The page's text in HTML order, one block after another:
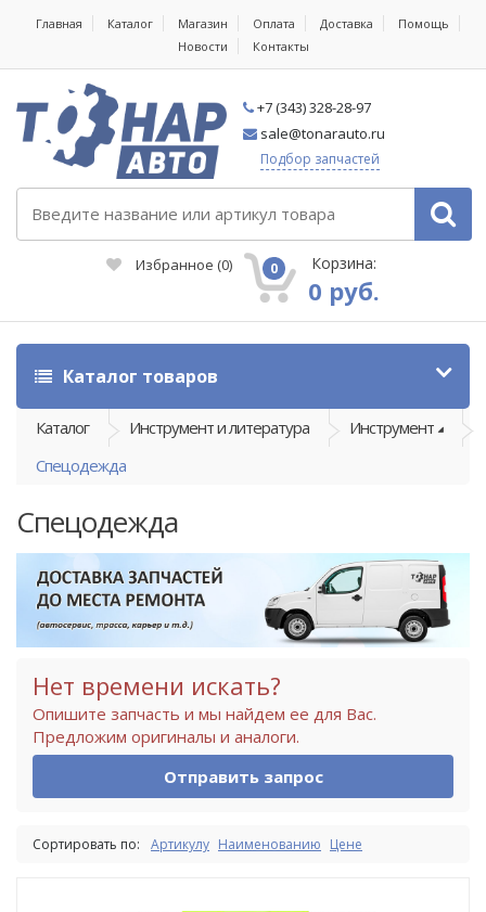
Главная Каталог Магазин Оплата Доставка
Помощь
Новости
Контакты
+7 (343) 328-28-97
sale@tonarauto.ru
Подбор запчастей
Избранное (0) 0 Корзина:
0 руб.
Каталог товаров
Каталог Инструмент и литература
Инструмент
Спецодежда
Спецодежда
Нет времени искать?
Опишите запчасть и мы найдем ее для Вас.
Предложим оригиналы и аналоги.
Отправить запрос
Сортировать по: Артикулу Наименованию Цене